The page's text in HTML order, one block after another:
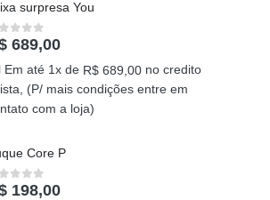
surpresa You
of 5
689,00
Em até 1x de R$689,00no credito
(P/ mais condições entre em
com a loja)
Core P
of 5
198,00